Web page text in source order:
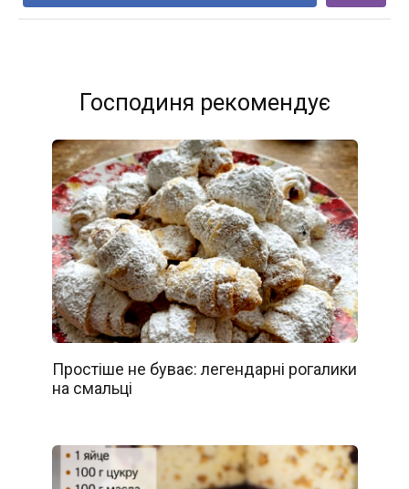
Господиня рекомендує
Простіше не буває: легендарні рогалики
на смальці